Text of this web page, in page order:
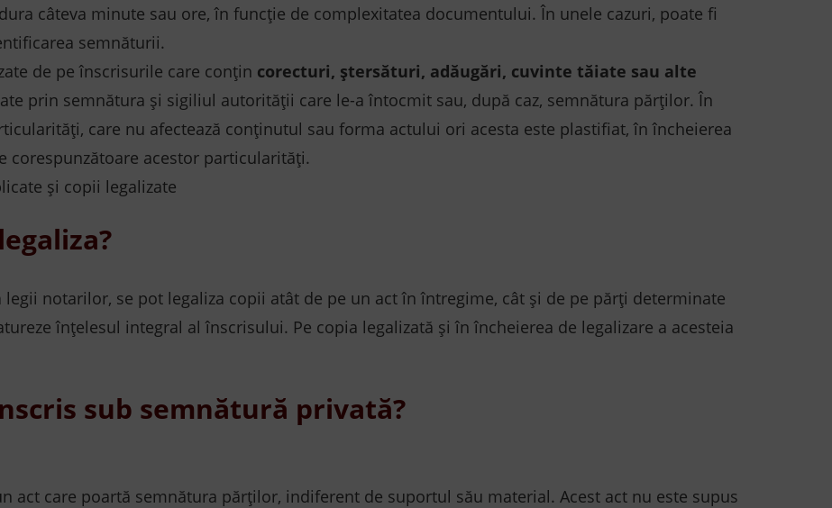
câteva minute sau ore, în funcție de complexitatea documentului. În unele cazuri, poate fi
semnăturii.
de pe înscrisurile care conțin corecturi, ștersături, adăugări, cuvinte tăiate sau alte
prin semnătura și sigiliul autorității care le-a întocmit sau, după caz, semnătura părților. În
care nu afectează conținutul sau forma actului ori acesta este plastifiat, în încheierea
corespunzătoare acestor particularități.
notarilor, se pot legaliza copii atât de pe un act în întregime, cât și de pe părți determinate
înțelesul integral al înscrisului. Pe copia legalizată și în încheierea de legalizare a acesteia
sub semnătură privată?
act care poartă semnătura părților, indiferent de suportul său material. Acest act nu este supus